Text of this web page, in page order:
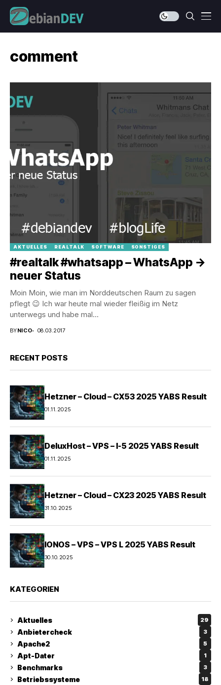
comment
AKTUELLES REALTALK SOFTWARE SONSTIGES
#realtalk #whatsapp – WhatsApp ->
neuer Status
Moin Moin, wie man im Norddeutschen Raum zu sagen
pflegt 😉 Ich war heute mal wieder fleißig im Netz
unterwegs und habe mal...
BYNICO 08.03.2017
RECENT POSTS
Hetzner – Cloud – CX53 2025 YABS Result
01.11.2025
DeluxHost – VPS – I-5 2025 YABS Result
01.11.2025
Hetzner – Cloud – CX23 2025 YABS Result
31.10.2025
IONOS – VPS – VPS L 2025 YABS Result
30.10.2025
KATEGORIEN
Aktuelles 29
Anbietercheck 3
Apache2 5
Apt-Dater 1
Benchmarks 3
Betriebssysteme 18